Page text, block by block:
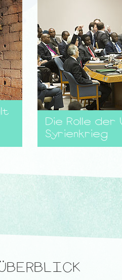
Die Rolle der
Syrienkrieg